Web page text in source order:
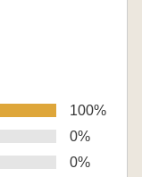
100%
0%
0%